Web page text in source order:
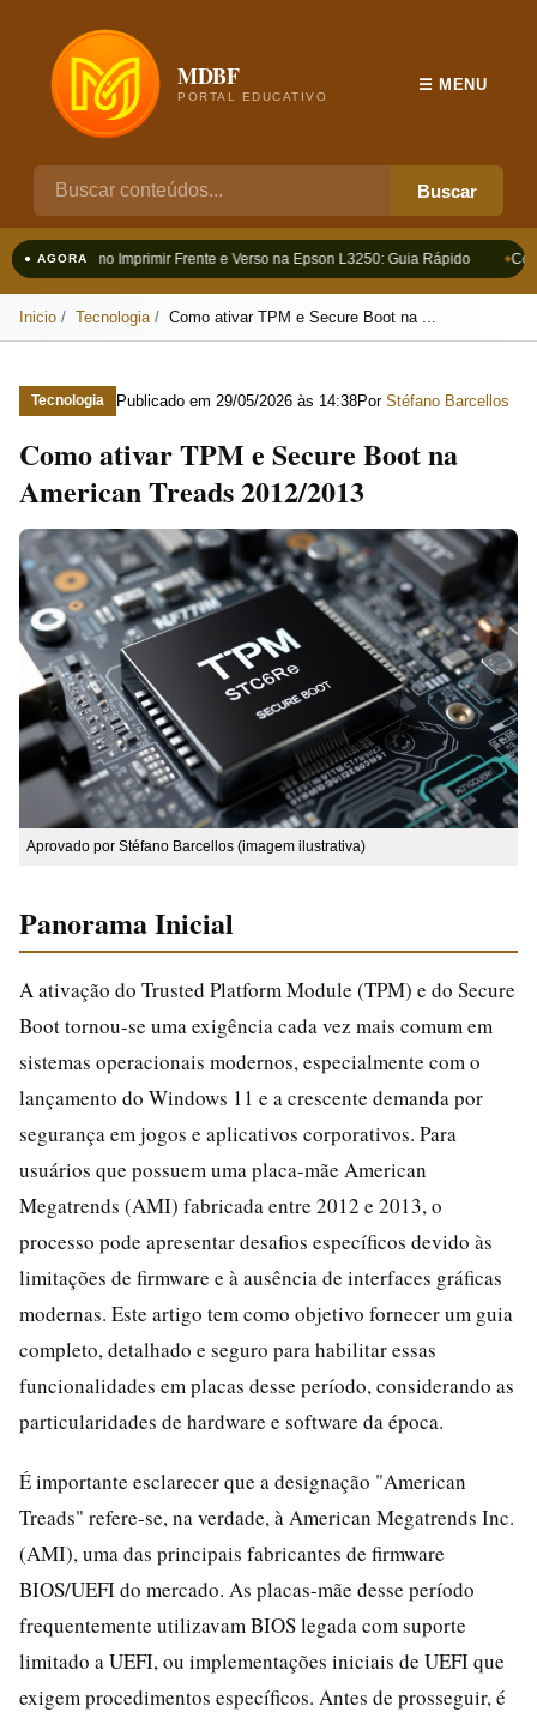
MDBF
PORTAL EDUCATIVO
Buscar
☰ MENU
● AGORAComo Imprimir Frente e Verso na Epson L3250: Guia Rápido
Inicio Tecnologia Como ativar TPM e Secure Boot na ...
Tecnologia Publicado em 29/05/2026 às 14:38Por Stéfano Barcellos
Como ativar TPM e Secure Boot na
American Treads 2012/2013
Aprovado por Stéfano Barcellos (imagem ilustrativa)
Panorama Inicial
A ativação do Trusted Platform Module (TPM) e do Secure
Boot tornou-se uma exigência cada vez mais comum em
sistemas operacionais modernos, especialmente com o
lançamento do Windows 11 e a crescente demanda por
segurança em jogos e aplicativos corporativos. Para
usuários que possuem uma placa-mãe American
Megatrends (AMI) fabricada entre 2012 e 2013, o
processo pode apresentar desafios específicos devido às
limitações de firmware e à ausência de interfaces gráficas
modernas. Este artigo tem como objetivo fornecer um guia
completo, detalhado e seguro para habilitar essas
funcionalidades em placas desse período, considerando as
particularidades de hardware e software da época.
É importante esclarecer que a designação "American
Treads" refere-se, na verdade, à American Megatrends Inc.
(AMI), uma das principais fabricantes de firmware
BIOS/UEFI do mercado. As placas-mãe desse período
frequentemente utilizavam BIOS legada com suporte
limitado a UEFI, ou implementações iniciais de UEFI que
exigem procedimentos específicos. Antes de prosseguir, é